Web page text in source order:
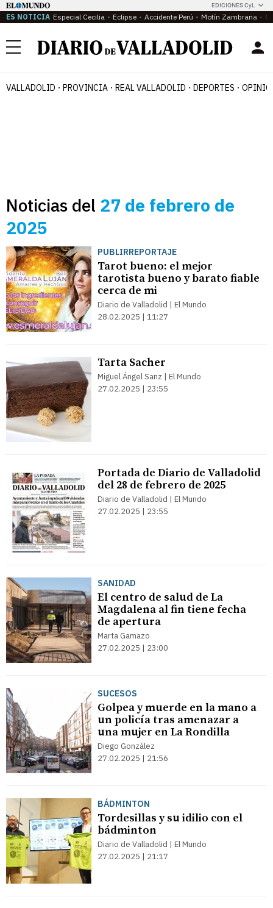
EDICIONES CyL
ES NOTICIA Especial Cecilia Eclipse Accidente Perú Motín Zambrana
Menú
VALLADOLID PROVINCIA REAL VALLADOLID DEPORTES
Noticias del 27 de febrero de
2025
PUBLIRREPORTAJE
Tarot bueno: el mejor
tarotista bueno y barato fiable
cerca de mi
Diario de Valladolid | El Mundo
28.02.2025 | 11:27
Tarta Sacher
Miguel Ángel Sanz | El Mundo
27.02.2025 | 23:55
Portada de Diario de Valladolid
del 28 de febrero de 2025
Diario de Valladolid | El Mundo
27.02.2025 | 23:55
SANIDAD
El centro de salud de La
Magdalena al fin tiene fecha
de apertura
Marta Gamazo
27.02.2025 | 23:00
SUCESOS
Golpea y muerde en la mano a
un policía tras amenazar a
una mujer en La Rondilla
Diego González
27.02.2025 | 21:56
BÁDMINTON
Tordesillas y su idilio con el
bádminton
Diario de Valladolid | El Mundo
27.02.2025 | 21:17